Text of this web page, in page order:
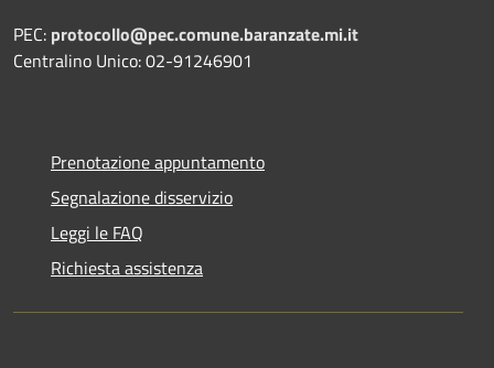
PEC: protocollo@pec.comune.baranzate.mi.it
Centralino Unico: 02-91246901
Prenotazione appuntamento
Segnalazione disservizio
Leggi le FAQ
Richiesta assistenza